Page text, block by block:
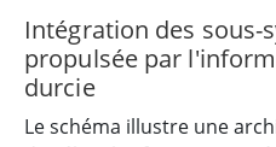
Intégration des sous-
propulsée par
durcie
Le schéma illustre une